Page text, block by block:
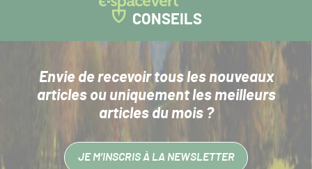
CONSEILS
Envie de recevoir tous les nouveaux
articlesou uniquement les meilleurs
articles du mois ?
JE M’INSCRIS À LA NEWSLETTER